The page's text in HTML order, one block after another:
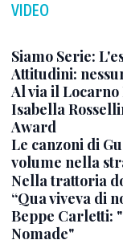
VIDEO
Siamo Serie:
Attitudini:
Al via il
Isabella
Award
Le canzoni di
volume nella
Nella trattoria
“Qua viveva di
Beppe Carletti:
Nomade"